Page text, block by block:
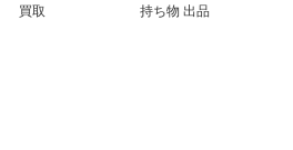
買取 持ち物 出品